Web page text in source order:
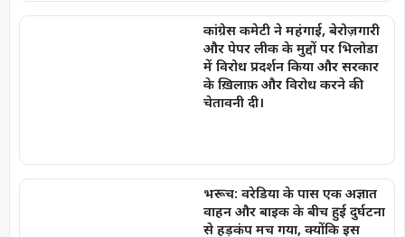
कांग्रेस कमेटी ने महंगाई, बेरोज़गारी
और पेपर लीक के मुद्दों पर भिलोडा
में विरोध प्रदर्शन किया और सरकार
के ख़िलाफ़ और विरोध करने की
चेतावनी दी।
भरूच: वरेडिया के पास एक अज्ञात
वाहन और बाइक के बीच हुई दुर्घटना
से हड़कंप मच गया, क्योंकि इस